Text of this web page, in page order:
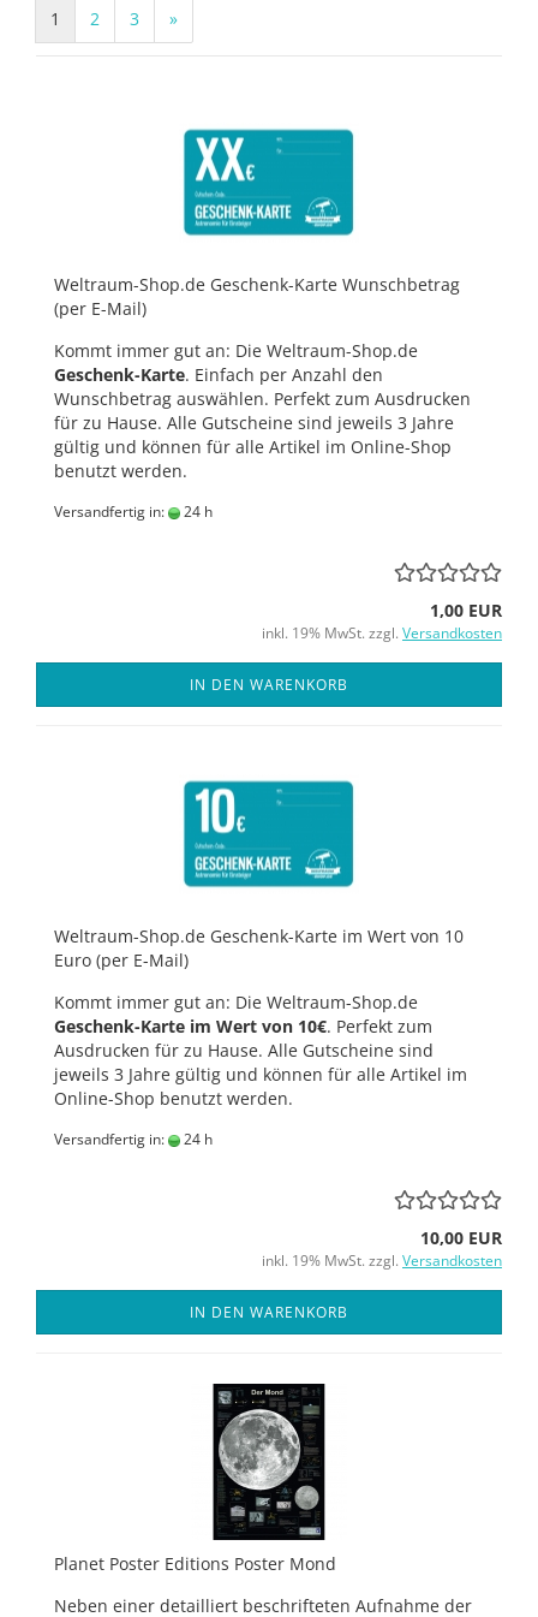
1 2 3 »
Weltraum-Shop.de Geschenk-Karte Wunschbetrag
(per E-Mail)
Kommt immer gut an: Die Weltraum-Shop.de
Geschenk-Karte. Einfach per Anzahl den
Wunschbetrag auswählen. Perfekt zum Ausdrucken
für zu Hause. Alle Gutscheine sind jeweils 3 Jahre
gültig und können für alle Artikel im Online-Shop
benutzt werden.
Versandfertig in: 24 h
1,00 EUR
inkl. 19% MwSt. zzgl. Versandkosten
IN DEN WARENKORB
Weltraum-Shop.de Geschenk-Karte im Wert von 10
Euro (per E-Mail)
Kommt immer gut an: Die Weltraum-Shop.de
Geschenk-Karte im Wert von 10€. Perfekt zum
Ausdrucken für zu Hause. Alle Gutscheine sind
jeweils 3 Jahre gültig und können für alle Artikel im
Online-Shop benutzt werden.
Versandfertig in: 24 h
10,00 EUR
inkl. 19% MwSt. zzgl. Versandkosten
IN DEN WARENKORB
Planet Poster Editions Poster Mond
Neben einer detailliert beschrifteten Aufnahme der